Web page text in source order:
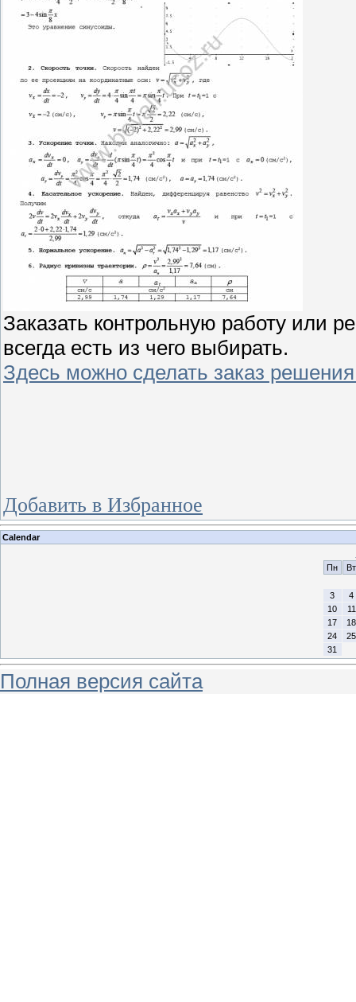
Заказать контрольную работу или
всегда есть из чего выбирать.
Здесь можно сделать заказ
Добавить в Избранное
Calendar
Пн
Вт
3
4
10
11
17
18
24
25
31
Полная версия сайта